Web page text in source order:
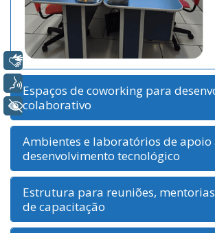
Espaços de coworking para
colaborativo
Ambientes e laboratórios de apoio
desenvolvimento tecnológico
Estrutura para reuniões,
de capacitação
Libras
+ Acessibilidade